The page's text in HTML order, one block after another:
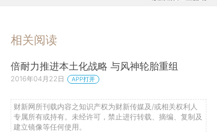
相关阅读
倍耐力推进本土化战略 与风神轮胎重组
2016年04月22日 APP打开
财新网所刊载内容之知识产权为财新传媒及/或相关权利人
专属所有或持有。未经许可，禁止进行转载、摘编、复制及
建立镜像等任何使用。